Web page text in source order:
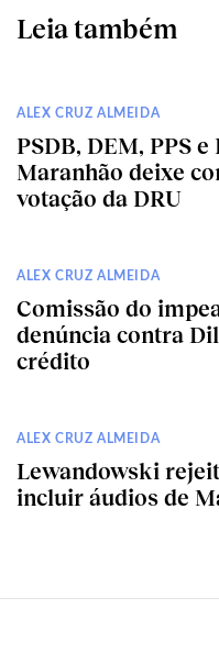
Leia também
ALEX CRUZ ALMEIDA
PSDB, DEM, PPS
Maranhão deixe
votação da DRU
ALEX CRUZ ALMEIDA
Comissão do
denúncia contra
crédito
ALEX CRUZ ALMEIDA
Lewandowski
incluir áudios de